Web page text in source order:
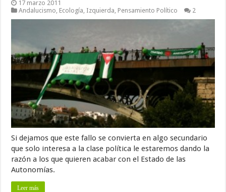
17 marzo 2011
Andalucismo Ecología Izquierda Pensamiento Político 2
Si dejamos que este fallo se convierta en algo secundario
que solo interesa a la clase política le estaremos dando la
razón a los que quieren acabar con el Estado de las
Autonomías.
Leer más